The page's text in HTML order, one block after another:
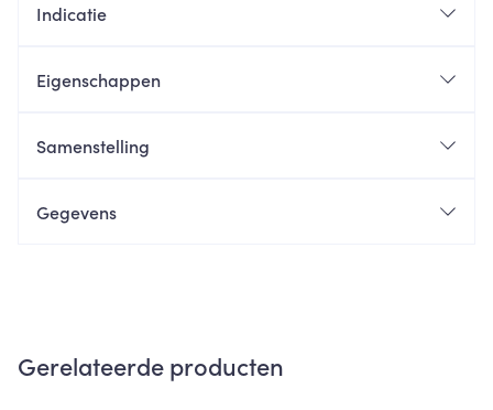
Indicatie
Eigenschappen
Samenstelling
Gegevens
Gerelateerde producten